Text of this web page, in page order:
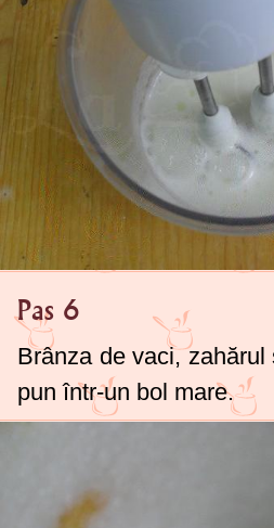
Pas 6
Brânza de vaci,
pun într-un bol mare.